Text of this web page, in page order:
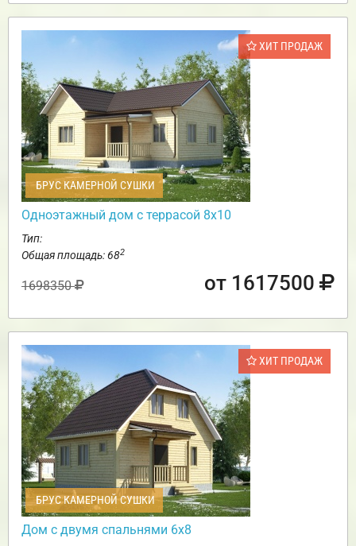
ХИТ ПРОДАЖ
БРУС КАМЕРНОЙ СУШКИ
Одноэтажный дом с террасой 8х10
Тип:
Общая площадь: 682
1698350 от 1617500
ХИТ ПРОДАЖ
БРУС КАМЕРНОЙ СУШКИ
Дом с двумя спальнями 6х8